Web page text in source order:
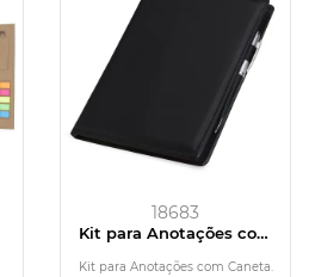
18683
Kit para Anotações com
Caneta
Kit para Anotações com Caneta.